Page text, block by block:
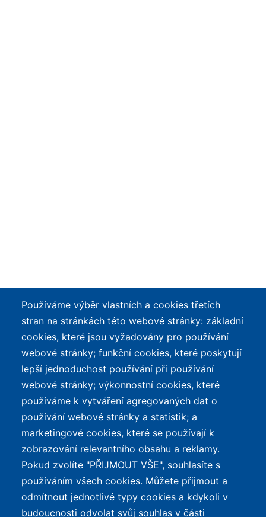
Používáme výběr vlastních a cookies třetích
stran na stránkách této webové stránky: základní
cookies, které jsou vyžadovány pro používání
webové stránky; funkční cookies, které poskytují
lepší jednoduchost používání při používání
webové stránky; výkonnostní cookies, které
používáme k vytváření agregovaných dat o
používání webové stránky a statistik; a
marketingové cookies, které se používají k
zobrazování relevantního obsahu a reklamy.
Pokud zvolíte "PŘIJMOUT VŠE", souhlasíte s
používáním všech cookies. Můžete přijmout a
odmítnout jednotlivé typy cookies a kdykoli v
budoucnosti odvolat svůj souhlas v části